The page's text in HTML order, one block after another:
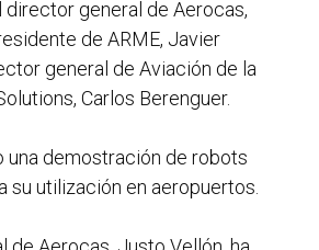
director general de Aerocas,
de ARME, Javier
general de Aviación de la
Carlos Berenguer.
una demostración de robots
su utilización en aeropuertos.